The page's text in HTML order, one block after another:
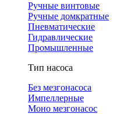
Ручные винтовые
Ручные домкратные
Пневматические
Гидравлические
Промышленные
Тип насоса
Без мезгонасоса
Импеллерные
Моно мезгонасос